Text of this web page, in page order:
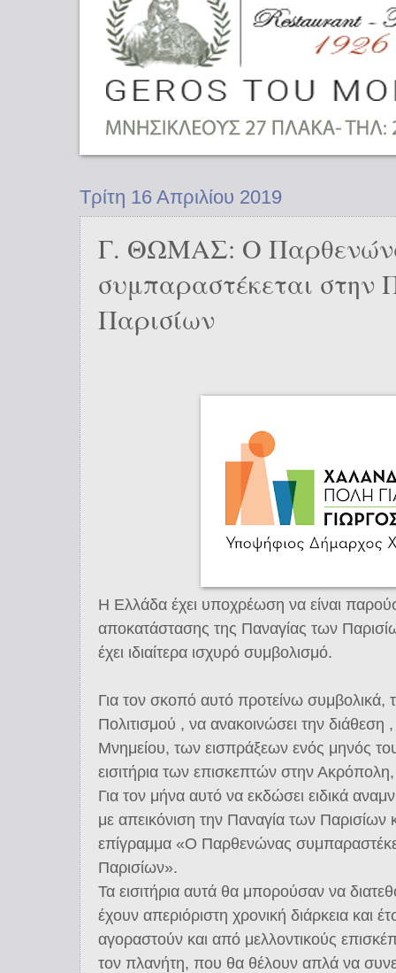
Τρίτη 16 Απριλίου 2019
Γ. ΘΩΜΑΣ: Ο
συμπαραστέκεται στην
Παρισίων
Η Ελλάδα έχει υποχρέωση να είναι
αποκατάστασης της Παναγίας των
έχει ιδιαίτερα ισχυρό συμβολισμό.
Για τον σκοπό αυτό προτείνω συμβολικά,
Πολιτισμού , να ανακοινώσει την
Μνημείου, των εισπράξεων ενός μηνός
εισιτήρια των επισκεπτών στην Ακρόπολη,
Για τον μήνα αυτό να εκδώσει ειδικά
με απεικόνιση την Παναγία των Παρισίων
επίγραμμα «Ο Παρθενώνας
Παρισίων».
Τα εισιτήρια αυτά θα μπορούσαν να
έχουν απεριόριστη χρονική διάρκεια και
αγοραστούν και από μελλοντικούς
τον πλανήτη, που θα θέλουν απλά να